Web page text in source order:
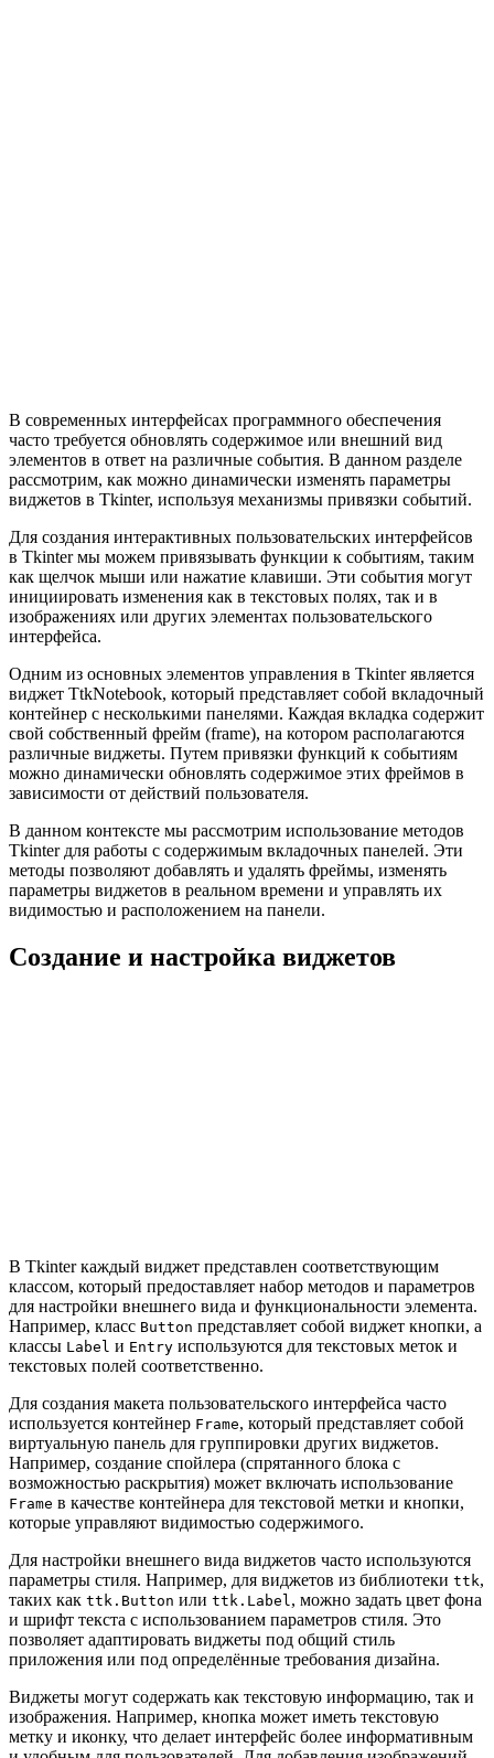
В современных интерфейсах программного обеспечения
часто требуется обновлять содержимое или внешний вид
элементов в ответ на различные события. В данном разделе
рассмотрим, как можно динамически изменять параметры
виджетов в Tkinter, используя механизмы привязки событий.
Для создания интерактивных пользовательских интерфейсов
в Tkinter мы можем привязывать функции к событиям, таким
как щелчок мыши или нажатие клавиши. Эти события могут
инициировать изменения как в текстовых полях, так и в
изображениях или других элементах пользовательского
интерфейса.
Одним из основных элементов управления в Tkinter является
виджет TtkNotebook, который представляет собой вкладочный
контейнер с несколькими панелями. Каждая вкладка содержит
свой собственный фрейм (frame), на котором располагаются
различные виджеты. Путем привязки функций к событиям
можно динамически обновлять содержимое этих фреймов в
зависимости от действий пользователя.
В данном контексте мы рассмотрим использование методов
Tkinter для работы с содержимым вкладочных панелей. Эти
методы позволяют добавлять и удалять фреймы, изменять
параметры виджетов в реальном времени и управлять их
видимостью и расположением на панели.
Создание и настройка виджетов
В Tkinter каждый виджет представлен соответствующим
классом, который предоставляет набор методов и параметров
для настройки внешнего вида и функциональности элемента.
Например, класс Button представляет собой виджет кнопки, а
классы Label и Entry используются для текстовых меток и
текстовых полей соответственно.
Для создания макета пользовательского интерфейса часто
используется контейнер Frame, который представляет собой
виртуальную панель для группировки других виджетов.
Например, создание спойлера (спрятанного блока с
возможностью раскрытия) может включать использование
Frame в качестве контейнера для текстовой метки и кнопки,
которые управляют видимостью содержимого.
Для настройки внешнего вида виджетов часто используются
параметры стиля. Например, для виджетов из библиотеки ttk,
таких как ttk.Button или ttk.Label, можно задать цвет фона
и шрифт текста с использованием параметров стиля. Это
позволяет адаптировать виджеты под общий стиль
приложения или под определённые требования дизайна.
Виджеты могут содержать как текстовую информацию, так и
изображения. Например, кнопка может иметь текстовую
метку и иконку, что делает интерфейс более информативным